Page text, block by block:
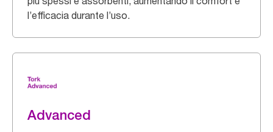
l’efficacia durante l’uso.
Advanced